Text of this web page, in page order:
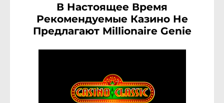
В Настоящее Время
Рекомендуемые Казино Не
Предлагают Millionaire Genie